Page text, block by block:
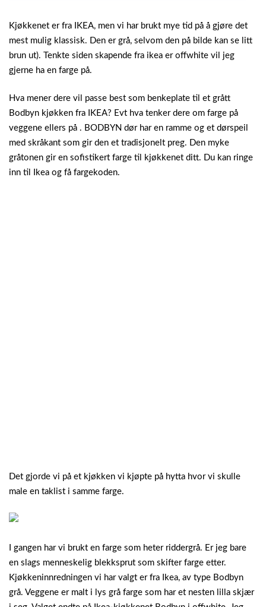
Kjøkkenet er fra IKEA, men vi har brukt mye tid på å gjøre det
mest mulig klassisk. Den er grå, selvom den på bilde kan se litt
brun ut). Tenkte siden skapende fra ikea er offwhite vil jeg
gjerne ha en farge på.
Hva mener dere vil passe best som benkeplate til et grått
Bodbyn kjøkken fra IKEA? Evt hva tenker dere om farge på
veggene ellers på . BODBYN dør har en ramme og et dørspeil
med skråkant som gir den et tradisjonelt preg. Den myke
gråtonen gir en sofistikert farge til kjøkkenet ditt. Du kan ringe
inn til Ikea og få fargekoden.
Det gjorde vi på et kjøkken vi kjøpte på hytta hvor vi skulle
male en taklist i samme farge.
I gangen har vi brukt en farge som heter riddergrå. Er jeg bare
en slags menneskelig blekksprut som skifter farge etter.
Kjøkkeninnredningen vi har valgt er fra Ikea, av type Bodbyn
grå. Veggene er malt i lys grå farge som har et nesten lilla skjær